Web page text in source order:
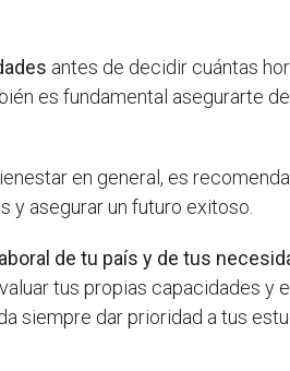
antes de decidir cuántas
es fundamental asegurarte
en general, es
y asegurar un futuro exitoso.
de tu país y de tus
tus propias capacidades y
siempre dar prioridad a tus